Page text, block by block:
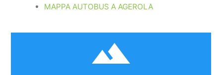
MAPPA AUTOBUS A AGEROLA
filter_hdr